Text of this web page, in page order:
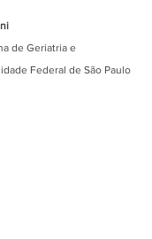
de Geriatria e
Federal de São Paulo